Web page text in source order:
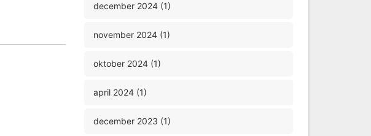
december 2024 (1)
november 2024 (1)
oktober 2024 (1)
april 2024 (1)
december 2023 (1)